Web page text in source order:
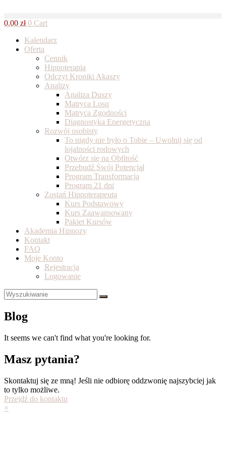
content
0.00 zł 0 Cart
Kalendarz
Oferta
Cennik
Hipnoterapia
Odczyt Kroniki Akaszy
Analizy
Analiza Duszy
Matryca Losu
Matryca Zgodności
Diagnostyka Energetyczna
Rozwój osobisty
To nigdy nie było o Tobie – Uwolnij się od
lojalności rodowych
Otwórz się na Obfitość
Przebudź Swój Potencjał
Program Transformacja
Program 21 dni
Zostań Hipnoterapeutą
Kurs Podstawowy
Kurs Zaawansowany
Pakiet Kursów
Akademia Hipnozy
Kontakt
FAQ
Moje Konto
Rejestracja
Logowanie
Blog
It seems we can't find what you're looking for.
Masz pytania?
Skontaktuj się ze mną! Jeśli nie odbiorę oddzwonię najszybciej jak
to tylko możliwe.
Przejdź do kontaktu
×